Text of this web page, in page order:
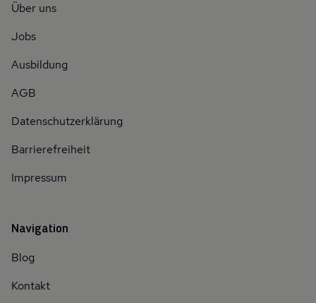
Über uns
Jobs
Ausbildung
AGB
Datenschutzerklärung
Barrierefreiheit
Impressum
Navigation
Blog
Kontakt